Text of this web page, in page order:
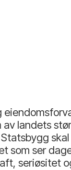
landets
som ser
seriøsitet